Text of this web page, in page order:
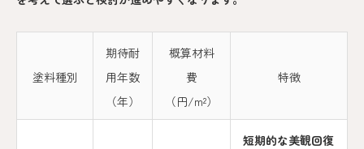
塗料種別
期待耐
用年数
（年）
概算材料
費
（円/m²）
特徴
短期的な美観回復